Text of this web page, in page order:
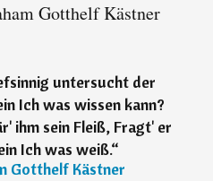
Gotthelf Kästner
untersucht der
Ich was wissen kann?
ihm sein Fleiß, Fragt' er
Ich was weiß.“
Gotthelf Kästner